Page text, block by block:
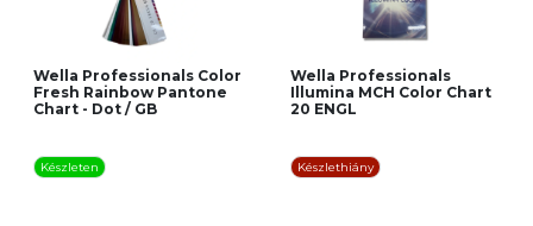
Wella Professionals Color
Fresh Rainbow Pantone
Chart - Dot / GB
Készleten
Wella Professionals
Illumina MCH Color Chart
20 ENGL
Készlethiány